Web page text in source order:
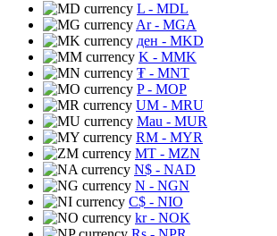
L - MDL
Ar- MGA
ден - MKD
K - MMK
₮ - MNT
P- MOP
UM - MRU
Mau - MUR
RM - MYR
MT - MZN
N$ - NAD
N - NGN
C$ - NIO
kr- NOK